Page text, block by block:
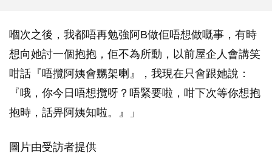
嗰次之後，我都唔再勉強阿B做佢唔想做嘅事，有時
想向她討一個抱抱，佢不為所動，以前屋企人會講笑
咁話『唔攬阿姨會嬲架喇』，我現在只會跟她說：
『哦，你今日唔想攬呀？唔緊要啦，咁下次等你想抱
抱時，話畀阿姨知啦。』」
圖片由受訪者提供